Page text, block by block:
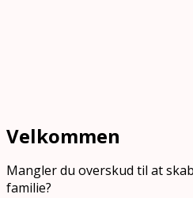
Velkommen
Mangler du overskud til at
familie?